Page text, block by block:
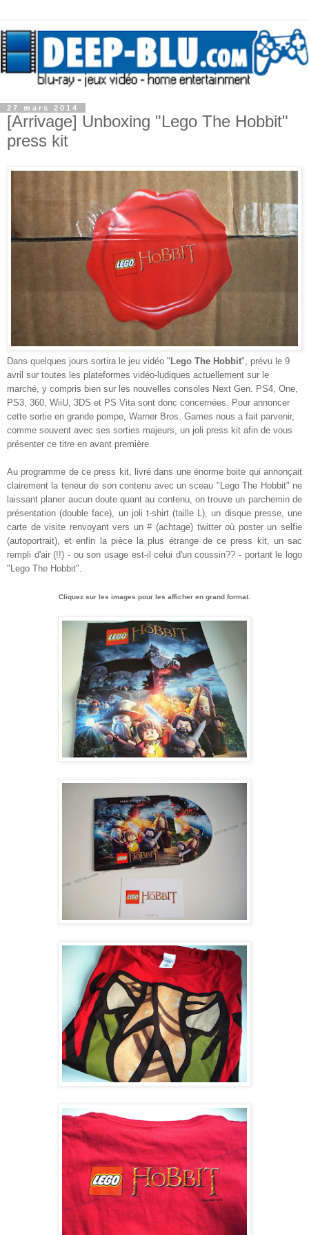
27 mars 2014
[Arrivage] Unboxing "Lego The Hobbit"
press kit
Dans quelques jours sortira le jeu vidéo " Lego The Hobbit", prévu le 9
avril sur toutes les plateformes vidéo-ludiques actuellement sur le
marché, y compris bien sur les nouvelles consoles Next Gen. PS4, One,
PS3, 360, WiiU, 3DS et PS Vita sont donc concernées. Pour annoncer
cette sortie en grande pompe, Warner Bros. Games nous a fait parvenir,
comme souvent avec ses sorties majeurs, un joli press kit afin de vous
présenter ce titre en avant première.
Au programme de ce press kit, livré dans une énorme boite qui annonçait
clairement la teneur de son contenu avec un sceau "Lego The Hobbit" ne
laissant planer aucun doute quant au contenu, on trouve un parchemin de
présentation (double face), un joli t-shirt (taille L), un disque presse, une
carte de visite renvoyant vers un # (achtage) twitter où poster un selfie
(autoportrait), et enfin la pièce la plus étrange de ce press kit, un sac
rempli d'air (!!) - ou son usage est-il celui d'un coussin?? - portant le logo
"Lego The Hobbit".
Cliquez sur les images pour les afficher en grand format.